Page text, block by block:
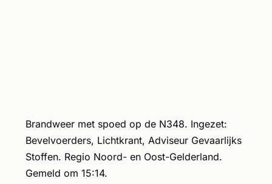
Brandweer met spoed op de N348. Ingezet:
Bevelvoerders, Lichtkrant, Adviseur Gevaarlijks
Stoffen. Regio Noord- en Oost-Gelderland.
Gemeld om 15:14.